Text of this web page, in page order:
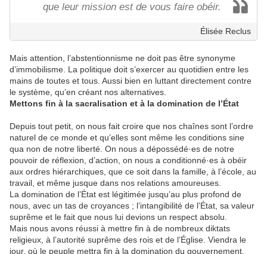
que leur mission est de vous faire obéir.
Élisée Reclus
Mais attention, l’abstentionnisme ne doit pas être synonyme
d’immobilisme. La politique doit s’exercer au quotidien entre les
mains de toutes et tous. Aussi bien en luttant directement contre
le système, qu’en créant nos alternatives.
Mettons fin à la sacralisation et à la domination de l’État
Depuis tout petit, on nous fait croire que nos chaînes sont l’ordre
naturel de ce monde et qu’elles sont même les conditions sine
qua non de notre liberté. On nous a dépossédé·es de notre
pouvoir de réflexion, d’action, on nous a conditionné·es à obéir
aux ordres hiérarchiques, que ce soit dans la famille, à l’école, au
travail, et même jusque dans nos relations amoureuses.
La domination de l’État est légitimée jusqu’au plus profond de
nous, avec un tas de croyances ; l’intangibilité de l’État, sa valeur
suprême et le fait que nous lui devions un respect absolu.
Mais nous avons réussi à mettre fin à de nombreux diktats
religieux, à l’autorité suprême des rois et de l’Église. Viendra le
jour, où le peuple mettra fin à la domination du gouvernement.